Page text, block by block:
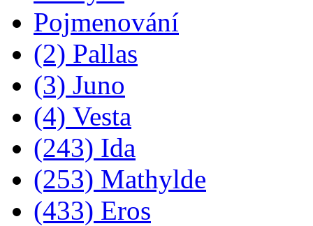
Pojmenování
(2) Pallas
(3) Juno
(4) Vesta
(243) Ida
(253) Mathylde
(433) Eros